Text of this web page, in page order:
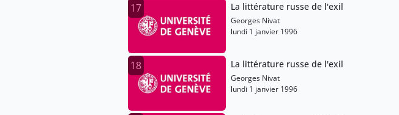
17 La littérature russe de l'exil
Georges Nivat
lundi 1 janvier 1996
18 La littérature russe de l'exil
Georges Nivat
lundi 1 janvier 1996